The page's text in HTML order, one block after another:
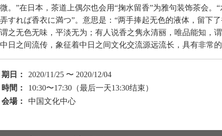
微。”在日本，茶道上偶尔也会用“掬水留香”为雅句装饰茶会。
弄すれば香衣に満つ”。意思是：“两手捧起无色的液体，留下
谓之无色无味，平淡无为；有人说香之隽永清丽，唯品能知，
中日之间流传，象征着中日之间文化交流源远流长，具有非常
期日：
2020/11/25 〜 2020/12/04
時間：
10:30〜17:30（最后一天13:30结束）
会場：
中国文化中心